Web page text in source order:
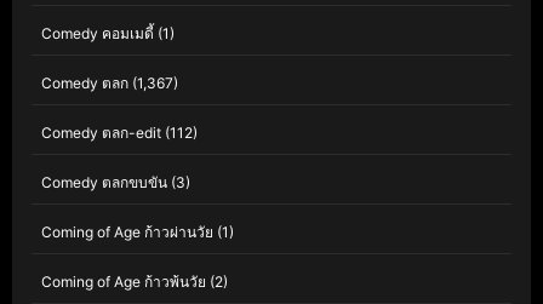
Comedy คอมเมดี้ (1)
Comedy ตลก (1,367)
Comedy ตลก-edit (112)
Comedy ตลกขบขัน (3)
Coming of Age ก้าวผ่านวัย (1)
Coming of Age ก้าวพ้นวัย (2)